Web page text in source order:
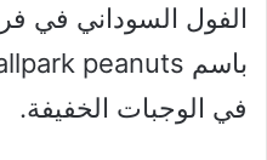
الفول السوداني في
في الوجبات الخفيفة.